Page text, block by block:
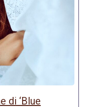
di ‘Blue